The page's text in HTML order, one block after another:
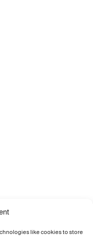
like cookies to store